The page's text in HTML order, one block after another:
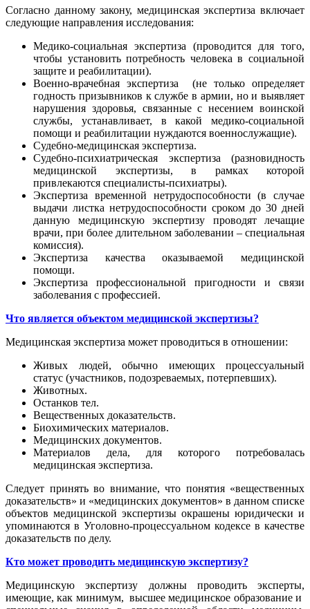
Согласно данному закону, медицинская экспертиза включает
следующие направления исследования:
Медико-социальная экспертиза (проводится для того,
чтобы установить потребность человека в социальной
защите и реабилитации).
Военно-врачебная экспертиза (не только определяет
годность призывников к службе в армии, но и выявляет
нарушения здоровья, связанные с несением воинской
службы, устанавливает, в какой медико-социальной
помощи и реабилитации нуждаются военнослужащие).
Судебно-медицинская экспертиза.
Судебно-психиатрическая экспертиза (разновидность
медицинской экспертизы, в рамках которой
привлекаются специалисты-психиатры).
Экспертиза временной нетрудоспособности (в случае
выдачи листка нетрудоспособности сроком до 30 дней
данную медицинскую экспертизу проводят лечащие
врачи, при более длительном заболевании – специальная
комиссия).
Экспертиза качества оказываемой медицинской
помощи.
Экспертиза профессиональной пригодности и связи
заболевания с профессией.
Что является объектом медицинской экспертизы?
Медицинская экспертиза может проводиться в отношении:
Живых людей, обычно имеющих процессуальный
статус (участников, подозреваемых, потерпевших).
Животных.
Останков тел.
Вещественных доказательств.
Биохимических материалов.
Медицинских документов.
Материалов дела, для которого потребовалась
медицинская экспертиза.
Следует принять во внимание, что понятия «вещественных
доказательств» и «медицинских документов» в данном списке
объектов медицинской экспертизы окрашены юридически и
упоминаются в Уголовно-процессуальном кодексе в качестве
доказательств по делу.
Кто может проводить медицинскую экспертизу?
Медицинскую экспертизу должны проводить эксперты,
имеющие, как минимум, высшее медицинское образование и